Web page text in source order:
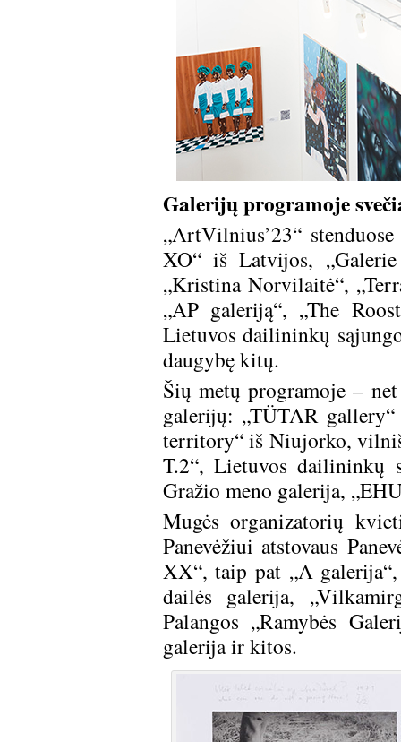
Galerijų programoje
„ArtVilnius’23“
XO“ iš Latvijos,
„Kristina Norvilaitė“,
„AP galeriją“, „The
Lietuvos dailininkų
daugybę kitų.
Šių metų programoje –
galerijų: „TÜTAR
territory“ iš Niujorko,
T.2“, Lietuvos dailininkų
Gražio meno galerija,
Mugės organizatorių
Panevėžiui atstovaus
XX“, taip pat „A
dailės galerija,
Palangos „Ramybės
galerija ir kitos.